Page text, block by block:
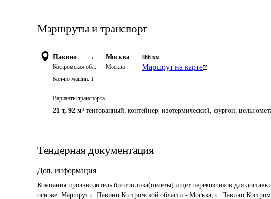
Маршруты и транспорт
Павино →
Костромская обл.
Москва
Москва
866 км
Маршрут на карте
Кол-во машин: 1
Варианты транспорта
21 т, 92 м³ тентованный, контейнер, изотермический, фургон,
Тендерная документация
Доп. информация
Компания производитель биотоплива(пелеты) ищет перевозчиков для
основе. Маршрут с. Павино Костромской области - Москва; с. Павино